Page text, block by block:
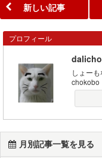
新しい記事
プロフィール
しょー
chokobo
月別記事一覧を見る